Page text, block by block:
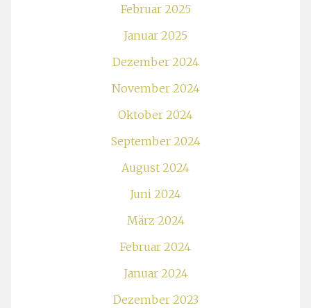
Februar 2025
Januar 2025
Dezember 2024
November 2024
Oktober 2024
September 2024
August 2024
Juni 2024
März 2024
Februar 2024
Januar 2024
Dezember 2023